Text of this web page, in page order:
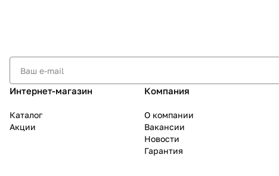
Интернет-магазин
Каталог
Акции
Компания
О компании
Вакансии
Новости
Гарантия